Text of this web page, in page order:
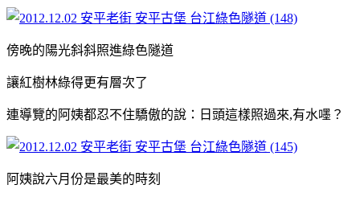
傍晚的陽光斜斜照進綠色隧道
讓紅樹林綠得更有層次了
連導覽的阿姨都忍不住驕傲的說：日頭這樣照過來,有水嚜？
阿姨說六月份是最美的時刻